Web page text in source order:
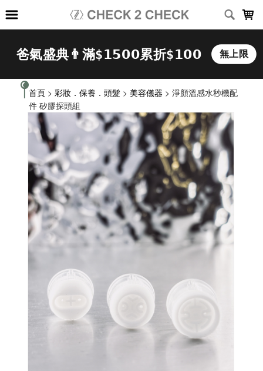
首頁 > 彩妝．保養．頭髮 > 美容儀器 > 淨顏溫感水秒機配
件 矽膠探頭組